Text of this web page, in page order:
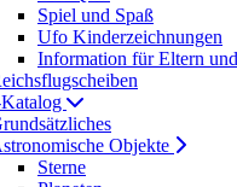
Spiel und Spaß
Ufo Kinderzeichnungen
Information für Eltern
Objekte
Sterne